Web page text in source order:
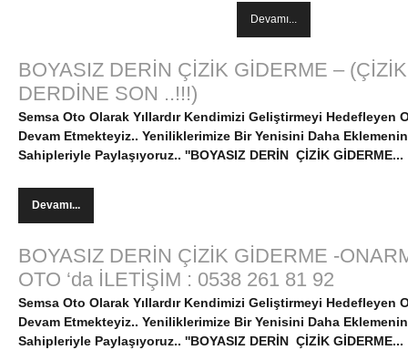
Devamı...
BOYASIZ DERİN ÇİZİK GİDERME –
DERDİNE SON ..!!!)
Semsa Oto Olarak Yıllardır Kendimizi Geliştirmeyi Hedefleyen
Devam Etmekteyiz.. Yeniliklerimize Bir Yenisini Daha
Sahipleriyle Paylaşıyoruz.. ''BOYASIZ DERİN ÇİZİK GİDERME...
Devamı...
BOYASIZ DERİN ÇİZİK GİDERME -
OTO ‘da İLETİŞİM : 0538 261 81 92
Semsa Oto Olarak Yıllardır Kendimizi Geliştirmeyi Hedefleyen
Devam Etmekteyiz.. Yeniliklerimize Bir Yenisini Daha
Sahipleriyle Paylaşıyoruz.. ''BOYASIZ DERİN ÇİZİK GİDERME...